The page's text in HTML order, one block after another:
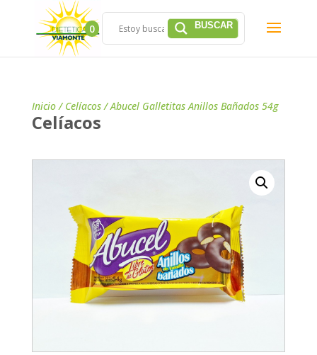
0
Inicio/ Celíacos/ Abucel Galletitas Anillos Bañados 54g
Celíacos